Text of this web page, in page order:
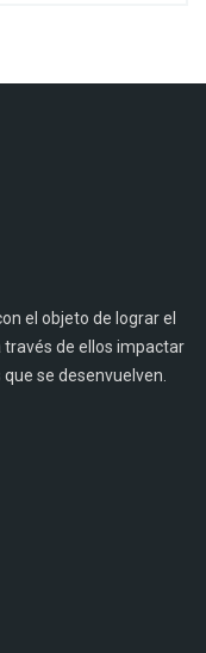
el objeto de lograr el
de ellos impactar
se desenvuelven.